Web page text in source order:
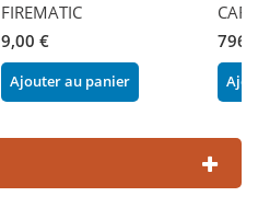
FIREMATIC
9,00 €
Ajouter au panier